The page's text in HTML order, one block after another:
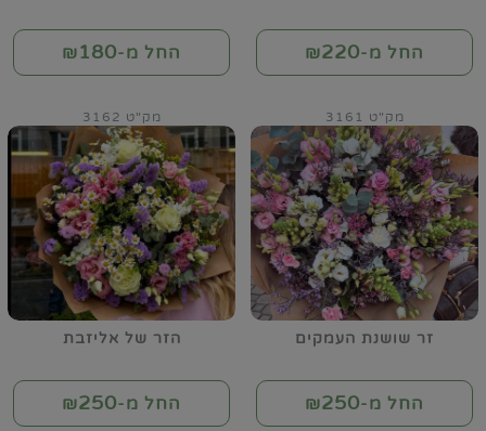
החל מ-₪220 החל מ-₪180
זר שושנת העמקים
מק"ט 3161
החל מ-₪250
הזר של אליזבת
מק"ט 3162
החל מ-₪250